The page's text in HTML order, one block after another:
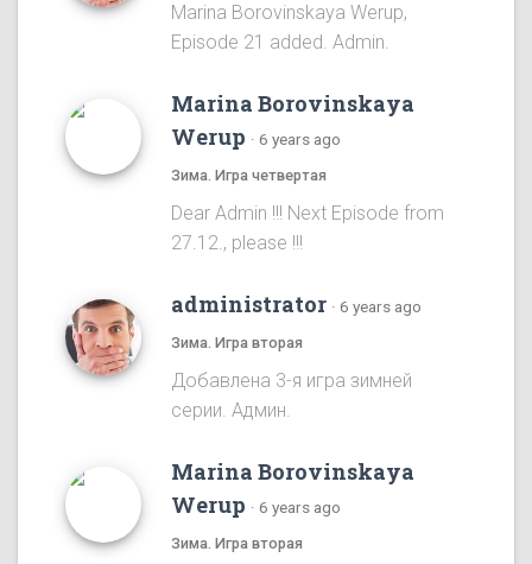
Marina Borovinskaya Werup,
Episode 21 added. Admin.
Marina Borovinskaya
Werup · 6 years ago
Зима. Игра четвертая
Dear Admin !!! Next Episode from
27.12., please !!!
administrator · 6 years ago
Зима. Игра вторая
Добавлена 3-я игра зимней
серии. Админ.
Marina Borovinskaya
Werup · 6 years ago
Зима. Игра вторая